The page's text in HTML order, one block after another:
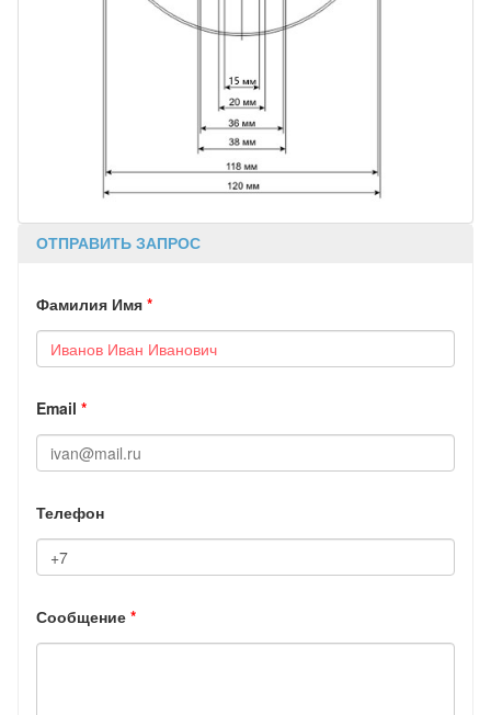
ОТПРАВИТЬ ЗАПРОС
Фамилия Имя *
Email *
Телефон
Сообщение *